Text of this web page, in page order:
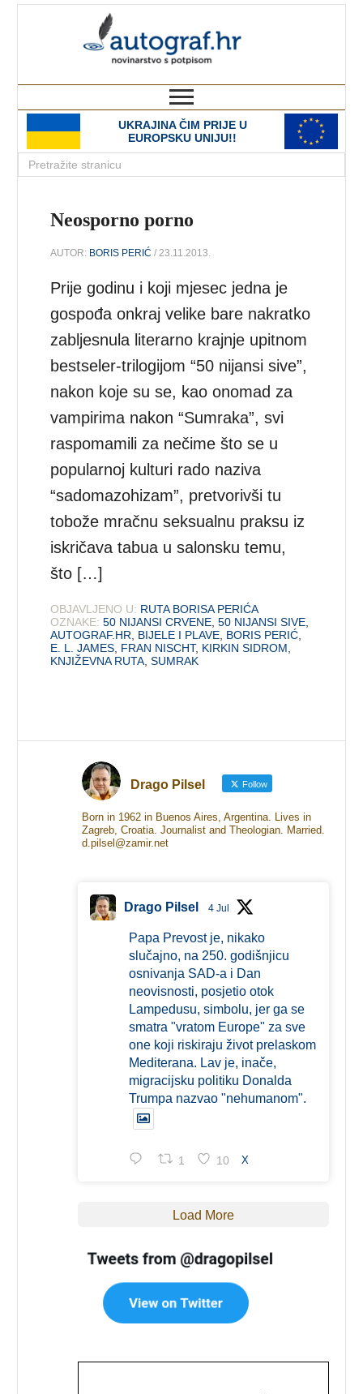
UKRAJINA ČIM PRIJE U
EUROPSKU UNIJU!!
Neosporno porno
AUTOR: BORIS PERIĆ / 23.11.2013.
Prije godinu i koji mjesec jedna je
gospođa onkraj velike bare nakratko
zabljesnula literarno krajnje upitnom
bestseler-trilogijom “50 nijansi sive”,
nakon koje su se, kao onomad za
vampirima nakon “Sumraka”, svi
raspomamili za nečime što se u
popularnoj kulturi rado naziva
“sadomazohizam”, pretvorivši tu
tobože mračnu seksualnu praksu iz
iskričava tabua u salonsku temu,
što […]
OBJAVLJENO U: RUTA BORISA PERIĆA
OZNAKE: 50 NIJANSI CRVENE ,50 NIJANSI SIVE
AUTOGRAF.HR
BIJELE I PLAVE BORIS PERIĆ
E. L. JAMES FRAN NISCHT, KIRKIN SIDROM
KNJIŽEVNA RUTA ,SUMRAK
Drago Pilsel Follow
Born in 1962 in Buenos Aires, Argentina. Lives in
Zagreb, Croatia. Journalist and Theologian. Married.
d.pilsel@zamir.net
Drago Pilsel 4 Jul
Papa Prevost je, nikako
slučajno, na 250. godišnjicu
osnivanja SAD-a i Dan
neovisnosti, posjetio otok
Lampedusu, simbolu, jer ga se
smatra "vratom Europe" za sve
one koji riskiraju život prelaskom
Mediterana. Lav je, inače,
migracijsku politiku Donalda
Trumpa nazvao "nehumanom".
1 10 X
Load More